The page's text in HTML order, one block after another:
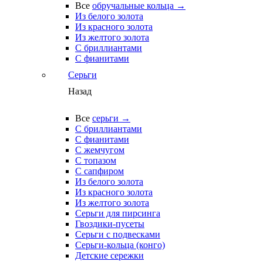
Все обручальные кольца →
Из белого золота
Из красного золота
Из желтого золота
С бриллиантами
С фианитами
Серьги
Назад
Все серьги →
С бриллиантами
С фианитами
С жемчугом
С топазом
С сапфиром
Из белого золота
Из красного золота
Из желтого золота
Серьги для пирсинга
Гвоздики-пусеты
Серьги с подвесками
Серьги-кольца (конго)
Детские сережки